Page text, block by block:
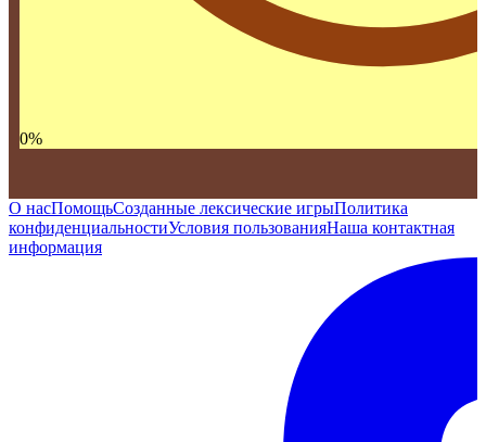
0%
О насПомощьСозданные лексические игрыПолитика
конфиденциальностиУсловия пользованияНаша контактная
информация